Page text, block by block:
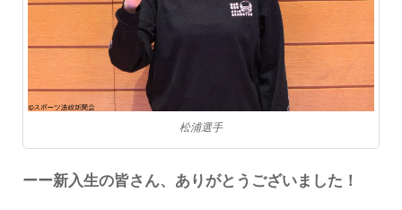
松浦選手
ーー新入生の皆さん、ありがとうございました！